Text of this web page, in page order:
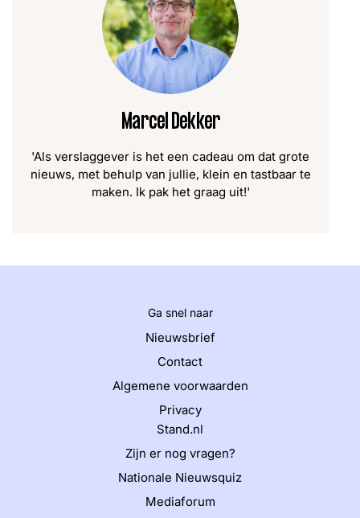
Marcel Dekker
'Als verslaggever is het een cadeau om dat grote
nieuws, met behulp van jullie, klein en tastbaar te
maken. Ik pak het graag uit!'
Ga snel naar
Nieuwsbrief
Contact
Algemene voorwaarden
Privacy
Stand.nl
Zijn er nog vragen?
Nationale Nieuwsquiz
Mediaforum